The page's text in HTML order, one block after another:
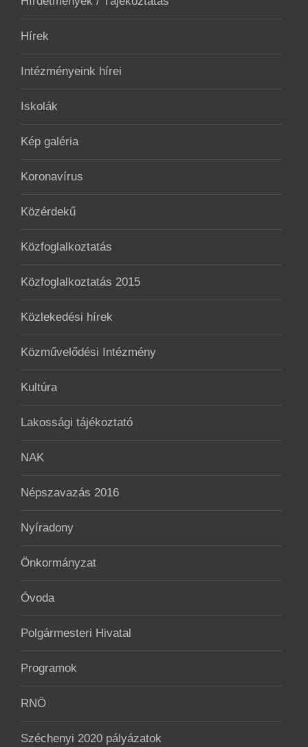
Hírek
Intézményeink hírei
Iskolák
Kép galéria
Koronavírus
Közérdekű
Közfoglalkoztatás
Közfoglalkoztatás 2015
Közlekedési hírek
Közművelődési Intézmény
Kultúra
Lakossági tájékoztató
NAK
Népszavazás 2016
Nyíradony
Önkormányzat
Óvoda
Polgármesteri Hivatal
Programok
RNÖ
Széchenyi 2020 pályázatok